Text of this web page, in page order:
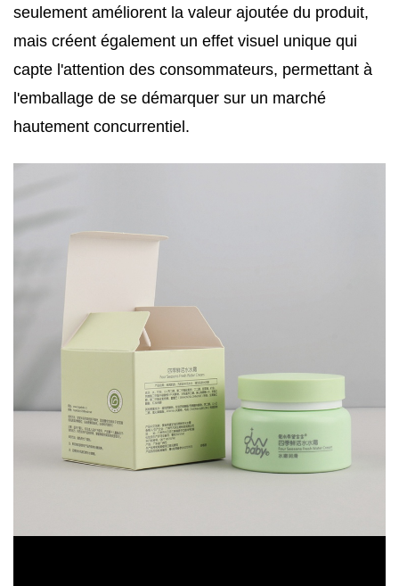
seulement améliorent la valeur ajoutée du produit,
mais créent également un effet visuel unique qui
capte l'attention des consommateurs, permettant à
l'emballage de se démarquer sur un marché
hautement concurrentiel.